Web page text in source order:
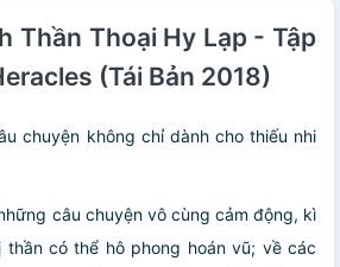
Thần Thoại Hy Lạp - Tập
(Tái Bản 2018)
chuyện không chỉ dành cho thiếu nhi
câu chuyện vô cùng cảm động, kì
có thể hô phong hoán vũ; về các